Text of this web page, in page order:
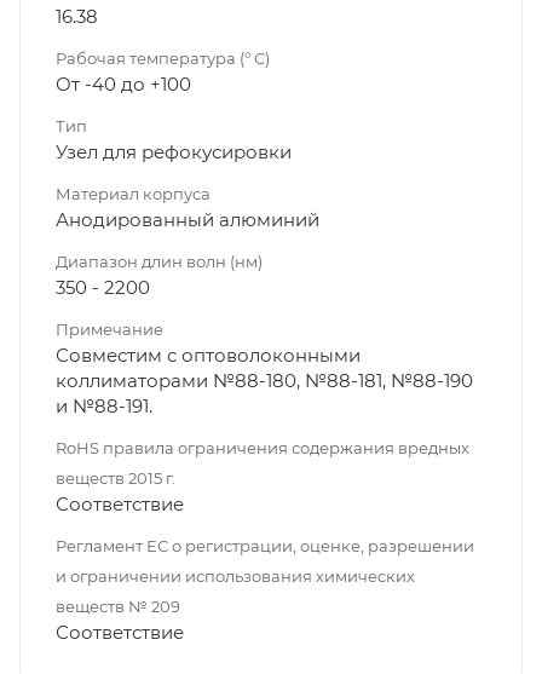
16.38
Рабочая температура (° C)
От -40 до +100
Тип
Узел для рефокусировки
Материал корпуса
Анодированный алюминий
Диапазон длин волн (нм)
350 - 2200
Примечание
Совместим с оптоволоконными
коллиматорами №88-180, №88-181, №88-190
и №88-191.
RoHS правила ограничения содержания вредных
веществ 2015 г.
Соответствие
Регламент ЕС о регистрации, оценке, разрешении
и ограничении использования химических
веществ № 209
Соответствие